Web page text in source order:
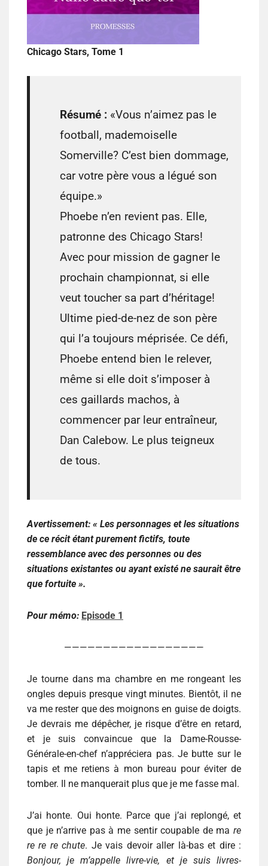
Chicago Stars, Tome 1
Résumé : «Vous n’aimez pas le
football, mademoiselle
Somerville? C’est bien dommage,
car votre père vous a légué son
équipe.»
Phoebe n’en revient pas. Elle,
patronne des Chicago Stars!
Avec pour mission de gagner le
prochain championnat, si elle
veut toucher sa part d’héritage!
Ultime pied-de-nez de son père
qui l’a toujours méprisée. Ce défi,
Phoebe entend bien le relever,
même si elle doit s’imposer à
ces gaillards machos, à
commencer par leur entraîneur,
Dan Calebow. Le plus teigneux
de tous.
Avertissement: « Les personnages et les situations
de ce récit étant purement fictifs, toute
ressemblance avec des personnes ou des
situations existantes ou ayant existé ne saurait être
que fortuite ».
Pour mémo: Episode 1
——————————————————
Je tourne dans ma chambre en me rongeant les
ongles depuis presque vingt minutes. Bientôt, il ne
va me rester que des moignons en guise de doigts.
Je devrais me dépêcher, je risque d’être en retard,
et je suis convaincue que la Dame-Rousse-
Générale-en-chef n’appréciera pas. Je butte sur le
tapis et me retiens à mon bureau pour éviter de
tomber. Il ne manquerait plus que je me fasse mal.
J’ai honte. Oui honte. Parce que j’ai replongé, et
que je n’arrive pas à me sentir coupable de ma re
re re re chute. Je vais devoir aller là-bas et dire :
Bonjour, je m’appelle livre-vie, et je suis livres-